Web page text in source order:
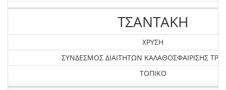
ΤΣΑΝΤΑΚΗ
ΧΡΥΣΗ
ΣΥΝΔΕΣΜΟΣ ΔΙΑΙΤΗΤΩΝ ΚΑΛΑΘΟΣΦΑΙΡΙΣΗΣ
ΤΟΠΙΚΟ